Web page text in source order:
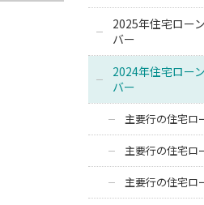
2025年住宅ロー
バー
2024年住宅ロー
バー
主要行の住宅ロ
主要行の住宅ロ
主要行の住宅ロ